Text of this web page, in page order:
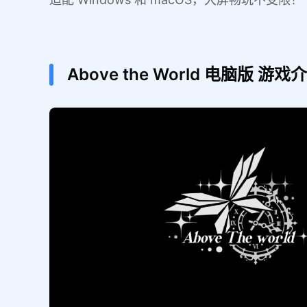
Above the World 电脑版 游戏